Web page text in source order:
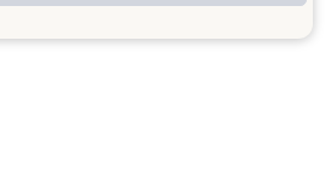
pets. I am the type who would rather
spend my free time volunteering in